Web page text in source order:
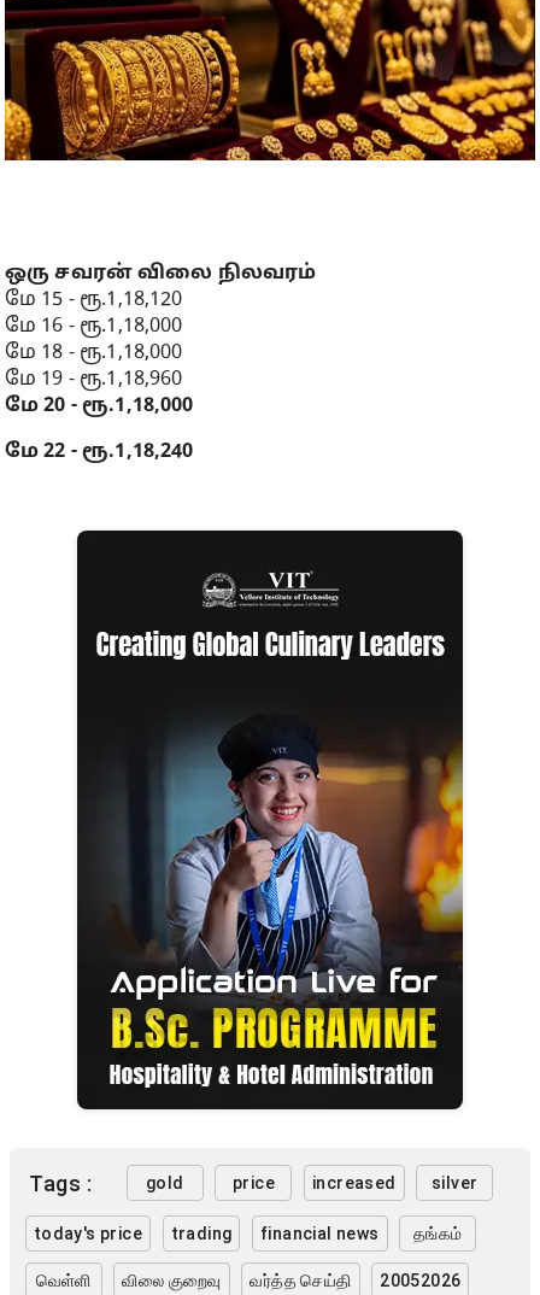
ஒரு சவரன் விலை நிலவரம்
மே 15 - ரூ.1,18,120
மே 16 - ரூ.1,18,000
மே 18 - ரூ.1,18,000
மே 19 - ரூ.1,18,960
மே 20 - ரூ.1,18,000
மே 22 - ரூ.1,18,240
Tags : gold price increased silver
today's price trading financial news தங்கம்
வெள்ளி விலை குறைவு வர்த்த செய்தி 20052026